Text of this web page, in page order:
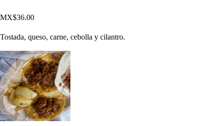
MX$36.00
Tostada, queso, carne, cebolla y cilantro.